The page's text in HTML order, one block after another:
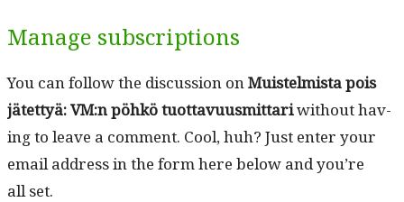
Manage subscriptions
You can fol­low the dis­cus­sion onMuis­telmista pois
jätet­tyä: VM:n pöhkö tuot­tavu­us­mit­tariwith­out hav­
ing to leave a com­ment. Cool, huh? Just enter your
email address in the form here below and you’re
all set.